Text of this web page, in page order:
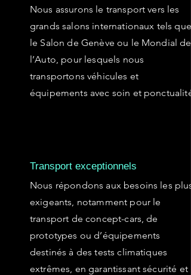
Nous assurons le transport vers les
grands salons internationaux tels que
le Salon de Genève ou le Mondial de
l’Auto, pour lesquels nous
transportons véhicules et
équipements avec soin et ponctualité.
Transport exceptionnels
Nous répondons aux besoins les plus
exigeants, notamment pour le
transport de concept-cars, de
prototypes ou d’équipements
destinés à des tests climatiques
extrêmes, en garantissant sécurité et